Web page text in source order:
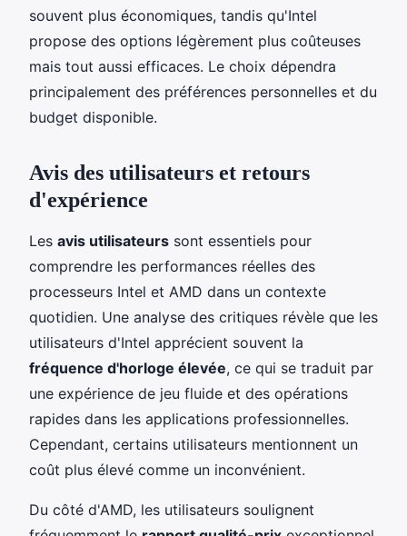
souvent plus économiques, tandis qu'Intel
propose des options légèrement plus coûteuses
mais tout aussi efficaces. Le choix dépendra
principalement des préférences personnelles et du
budget disponible.
Avis des utilisateurs et retours
d'expérience
Les avis utilisateurs sont essentiels pour
comprendre les performances réelles des
processeurs Intel et AMD dans un contexte
quotidien. Une analyse des critiques révèle que les
utilisateurs d'Intel apprécient souvent la
fréquence d'horloge élevée, ce qui se traduit par
une expérience de jeu fluide et des opérations
rapides dans les applications professionnelles.
Cependant, certains utilisateurs mentionnent un
coût plus élevé comme un inconvénient.
Du côté d'AMD, les utilisateurs soulignent